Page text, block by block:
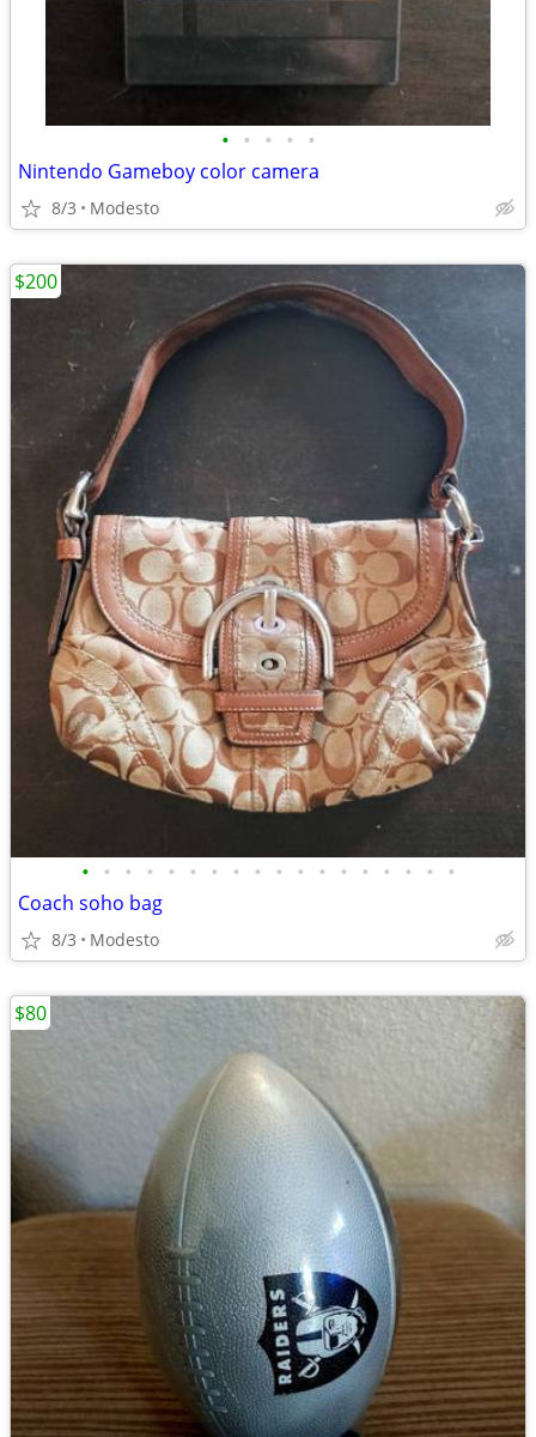
• • • • •
Nintendo Gameboy color camera
8/3 Modesto
• • • • • • • • • • • • • • • • • •
Coach soho bag
8/3 Modesto
$200
$80